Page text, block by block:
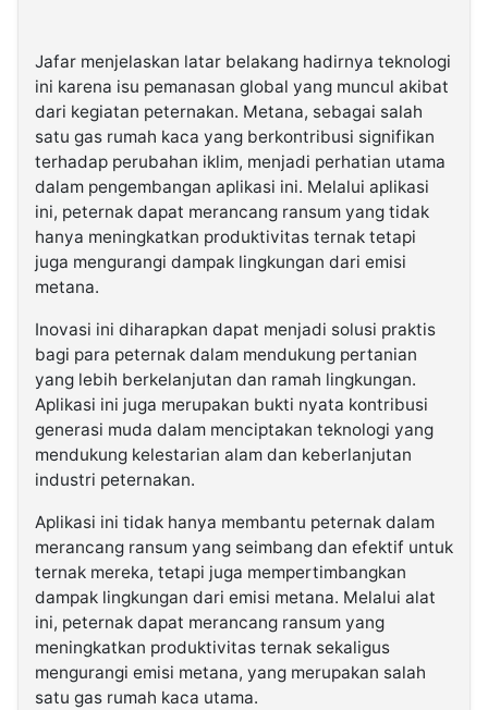
Jafar menjelaskan latar belakang hadirnya teknologi
ini karena isu pemanasan global yang muncul akibat
dari kegiatan peternakan. Metana, sebagai salah
satu gas rumah kaca yang berkontribusi signifikan
terhadap perubahan iklim, menjadi perhatian utama
dalam pengembangan aplikasi ini. Melalui aplikasi
ini, peternak dapat merancang ransum yang tidak
hanya meningkatkan produktivitas ternak tetapi
juga mengurangi dampak lingkungan dari emisi
metana.
Inovasi ini diharapkan dapat menjadi solusi praktis
bagi para peternak dalam mendukung pertanian
yang lebih berkelanjutan dan ramah lingkungan.
Aplikasi ini juga merupakan bukti nyata kontribusi
generasi muda dalam menciptakan teknologi yang
mendukung kelestarian alam dan keberlanjutan
industri peternakan.
Aplikasi ini tidak hanya membantu peternak dalam
merancang ransum yang seimbang dan efektif untuk
ternak mereka, tetapi juga mempertimbangkan
dampak lingkungan dari emisi metana. Melalui alat
ini, peternak dapat merancang ransum yang
meningkatkan produktivitas ternak sekaligus
mengurangi emisi metana, yang merupakan salah
satu gas rumah kaca utama.